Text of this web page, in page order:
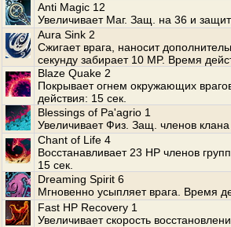
Anti Magic 12
Увеличивает Маг. Защ. на 36 и
Aura Sink 2
Сжигает врага, наносит
секунду забирает 10 MP. Время
Blaze Quake 2
Покрывает огнем окружающих
действия: 15 сек.
Blessings of Pa'agrio 1
Увеличивает Физ. Защ. членов
Chant of Life 4
Восстанавливает 23 HP членов
15 сек.
Dreaming Spirit 6
Мгновенно усыпляет врага. Время
Fast HP Recovery 1
Увеличивает скорость